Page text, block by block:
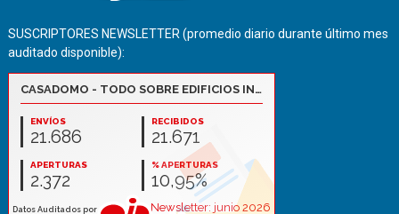
SUSCRIPTORES NEWSLETTER (promedio diario durante último mes
auditado disponible):